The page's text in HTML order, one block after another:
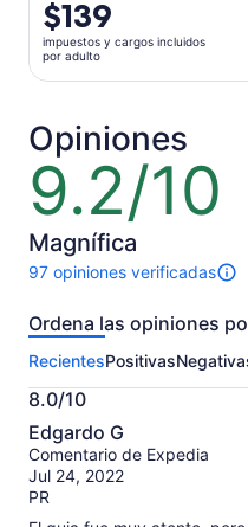
El
precio
es
de
por
adulto
$139
impuestos y cargos incluidos
por adulto
Opiniones
9.2/10
9.2
de
10
Magnífica
97 opiniones verificadas
Hay
opiniones
esta
actividad.
Más
información
sobre
nuestras
opiniones
Ordena las opiniones
RecientesPositivas
8.0/10
8.0
de
10
Edgardo G
Comentario de Expedia
Jul 24, 2022
PR